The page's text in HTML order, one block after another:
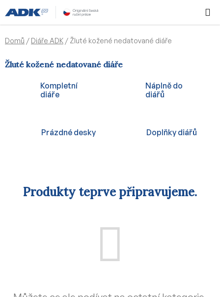
na
obsah
KOŠÍK
Domů / Diáře ADK / Žluté kožené nedatované diáře
Žluté kožené nedatované diáře
Kompletní
diáře
Náplně do
diářů
Prázdné desky Doplňky diářů
Produkty teprve připravujeme.